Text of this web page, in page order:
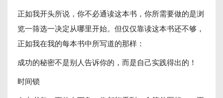
正如我开头所说，你不必通读这本书，你所需要做的是浏
览一筛选一决定从哪里开始。但仅仅靠读这本书还不够，
正如我在我的每本书中所写道的那样：
成功的秘密不是别人告诉你的，而是自己实践得出的！
时间锁